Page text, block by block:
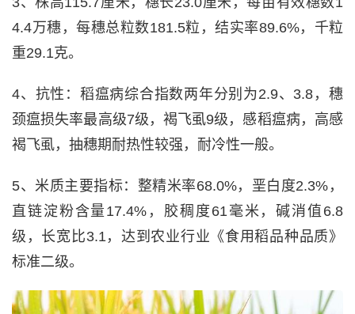
4.4万穗，每穗总粒数181.5粒，结实率89.6%，千粒
重29.1克。
4、抗性：稻瘟病综合指数两年分别为2.9、3.8，穗
颈瘟损失率最高级7级，褐飞虱9级，感稻瘟病，高感
褐飞虱，抽穗期耐热性较强，耐冷性一般。
5、米质主要指标：整精米率68.0%，垩白度2.3%，
直链淀粉含量17.4%，胶稠度61毫米，碱消值6.8
级，长宽比3.1，达到农业行业《食用稻品种品质》
标准二级。